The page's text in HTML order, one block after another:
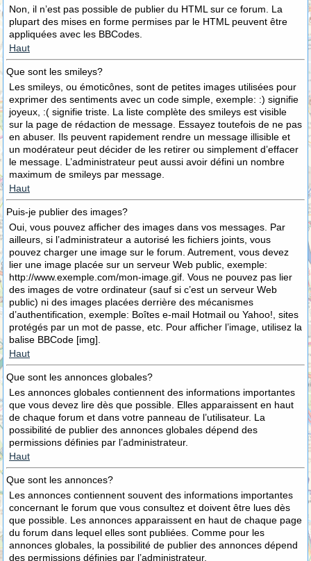
Non, il n’est pas possible de publier du HTML sur ce forum. La
plupart des mises en forme permises par le HTML peuvent être
appliquées avec les BBCodes.
Haut
Que sont les smileys?
Les smileys, ou émoticônes, sont de petites images utilisées pour
exprimer des sentiments avec un code simple, exemple: :) signifie
joyeux, :( signifie triste. La liste complète des smileys est visible
sur la page de rédaction de message. Essayez toutefois de ne pas
en abuser. Ils peuvent rapidement rendre un message illisible et
un modérateur peut décider de les retirer ou simplement d’effacer
le message. L’administrateur peut aussi avoir défini un nombre
maximum de smileys par message.
Haut
Puis-je publier des images?
Oui, vous pouvez afficher des images dans vos messages. Par
ailleurs, si l’administrateur a autorisé les fichiers joints, vous
pouvez charger une image sur le forum. Autrement, vous devez
lier une image placée sur un serveur Web public, exemple:
http://www.exemple.com/mon-image.gif. Vous ne pouvez pas lier
des images de votre ordinateur (sauf si c’est un serveur Web
public) ni des images placées derrière des mécanismes
d’authentification, exemple: Boîtes e-mail Hotmail ou Yahoo!, sites
protégés par un mot de passe, etc. Pour afficher l’image, utilisez la
balise BBCode [img].
Haut
Que sont les annonces globales?
Les annonces globales contiennent des informations importantes
que vous devez lire dès que possible. Elles apparaissent en haut
de chaque forum et dans votre panneau de l’utilisateur. La
possibilité de publier des annonces globales dépend des
permissions définies par l’administrateur.
Haut
Que sont les annonces?
Les annonces contiennent souvent des informations importantes
concernant le forum que vous consultez et doivent être lues dès
que possible. Les annonces apparaissent en haut de chaque page
du forum dans lequel elles sont publiées. Comme pour les
annonces globales, la possibilité de publier des annonces dépend
des permissions définies par l’administrateur.